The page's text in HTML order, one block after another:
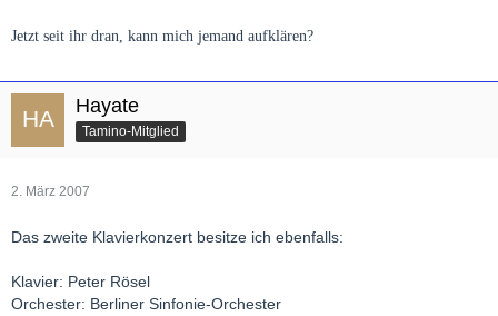
Jetzt seit ihr dran, kann mich jemand aufklären?
Hayate
Tamino-Mitglied
2. März 2007
Das zweite Klavierkonzert besitze ich ebenfalls:
Klavier: Peter Rösel
Orchester: Berliner Sinfonie-Orchester